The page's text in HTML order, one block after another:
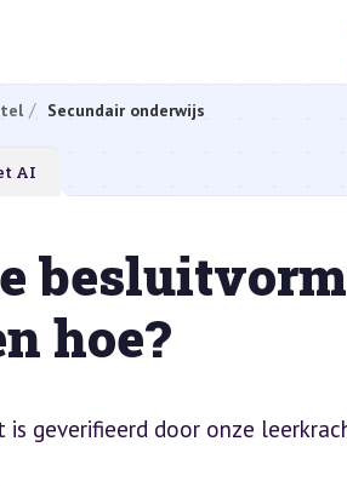
Secundair onderwijs
AI
hoe?
is geverifieerd door onze